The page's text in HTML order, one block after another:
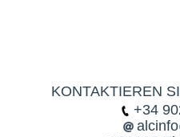
KONTAKTIEREN
+34